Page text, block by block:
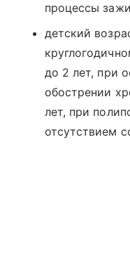
процессы
детский
до 2 лет, при
обострении
лет, при
отсутствием